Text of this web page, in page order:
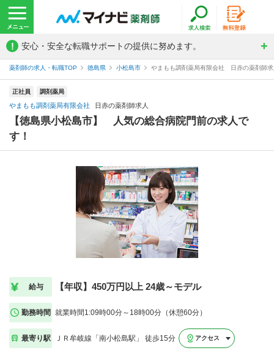
! 安心・安全な転職サポートの提供に努めます。
薬剤師の求人・転職TOP 徳島県 小松島市 やまもも調剤薬局有限会社 日赤の薬剤師
正社員 調剤薬局
やまもも調剤薬局有限会社 日赤の薬剤師求人
【徳島県小松島市】 人気の総合病院門前の求人で
す！
給与 【年収】450万円以上 24歳～モデル
勤務時間 就業時間1:09時00分～18時00分（休憩60分）
最寄り駅 ＪＲ牟岐線「南小松島駅」 徒歩15分 アクセス